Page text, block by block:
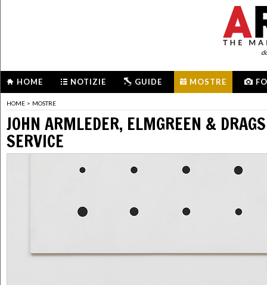
HOME NOTIZIE GUIDE MOSTRE
HOME > MOSTRE
JOHN ARMLEDER, ELMGREEN &
SERVICE